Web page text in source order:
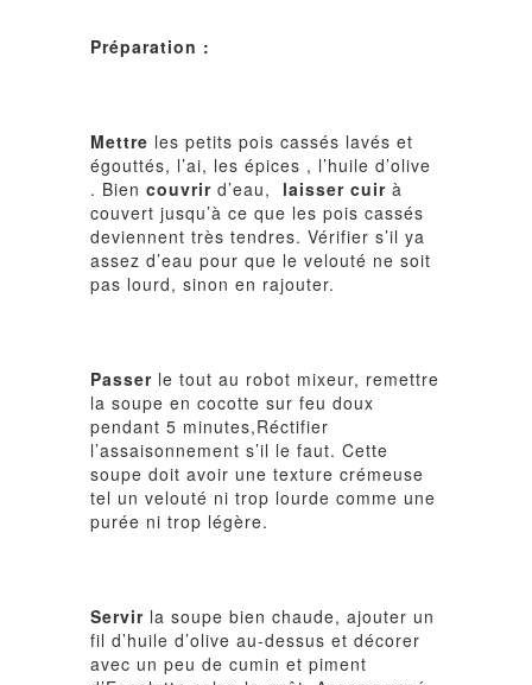
Préparation :
Mettre les petits pois cassés lavés et
égouttés, l’ai, les épices , l’huile d’olive
. Biencouvrir d’eau, laisser cuir à
couvert jusqu’à ce que les pois cassés
deviennent très tendres. Vérifier s’il ya
assez d’eau pour que le velouté ne soit
pas lourd, sinon en rajouter.
Passer le tout au robot mixeur, remettre
la soupe en cocotte sur feu doux
pendant 5 minutes,Réctifier
l’assaisonnement s’il le faut. Cette
soupe doit avoir une texture crémeuse
tel un velouté ni trop lourde comme une
purée ni trop légère.
Servir la soupe bien chaude, ajouter un
fil d’huile d’olive au-dessus et décorer
avec un peu de cumin et piment